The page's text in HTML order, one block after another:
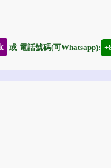
或 電話號碼(可Whatsapp):